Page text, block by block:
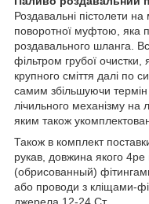
Роздавальні пістолети
поворотної муфтою, яка
роздавального шланга.
фільтром грубої
крупного сміття далі по
самим збільшуючи
лічильного механізму на
яким також
Також в комплект
рукав, довжина якого 4ре
(обрисованный)
або проводи з кліщами-